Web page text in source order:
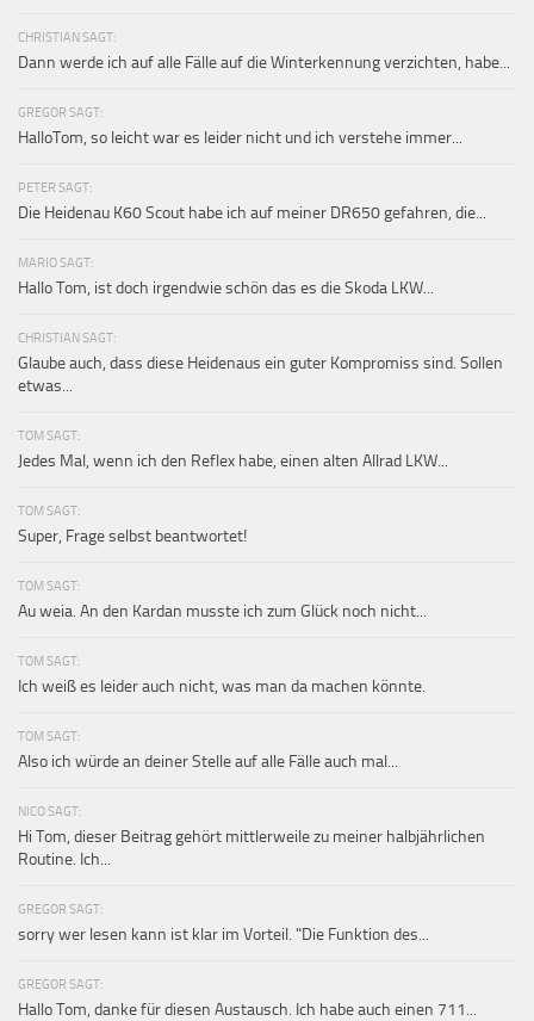
CHRISTIAN SAGT:
Dann werde ich auf alle Fälle auf die Winterkennung verzichten, habe...
GREGOR SAGT:
HalloTom, so leicht war es leider nicht und ich verstehe immer...
PETER SAGT:
Die Heidenau K60 Scout habe ich auf meiner DR650 gefahren, die...
MARIO SAGT:
Hallo Tom, ist doch irgendwie schön das es die Skoda LKW...
CHRISTIAN SAGT:
Glaube auch, dass diese Heidenaus ein guter Kompromiss sind. Sollen
etwas...
TOM SAGT:
Jedes Mal, wenn ich den Reflex habe, einen alten Allrad LKW...
TOM SAGT:
Super, Frage selbst beantwortet!
TOM SAGT:
Au weia. An den Kardan musste ich zum Glück noch nicht...
TOM SAGT:
Ich weiß es leider auch nicht, was man da machen könnte.
TOM SAGT:
Also ich würde an deiner Stelle auf alle Fälle auch mal...
NICO SAGT:
Hi Tom, dieser Beitrag gehört mittlerweile zu meiner halbjährlichen
Routine. Ich...
GREGOR SAGT:
sorry wer lesen kann ist klar im Vorteil. "Die Funktion des...
GREGOR SAGT:
Hallo Tom, danke für diesen Austausch. Ich habe auch einen 711...